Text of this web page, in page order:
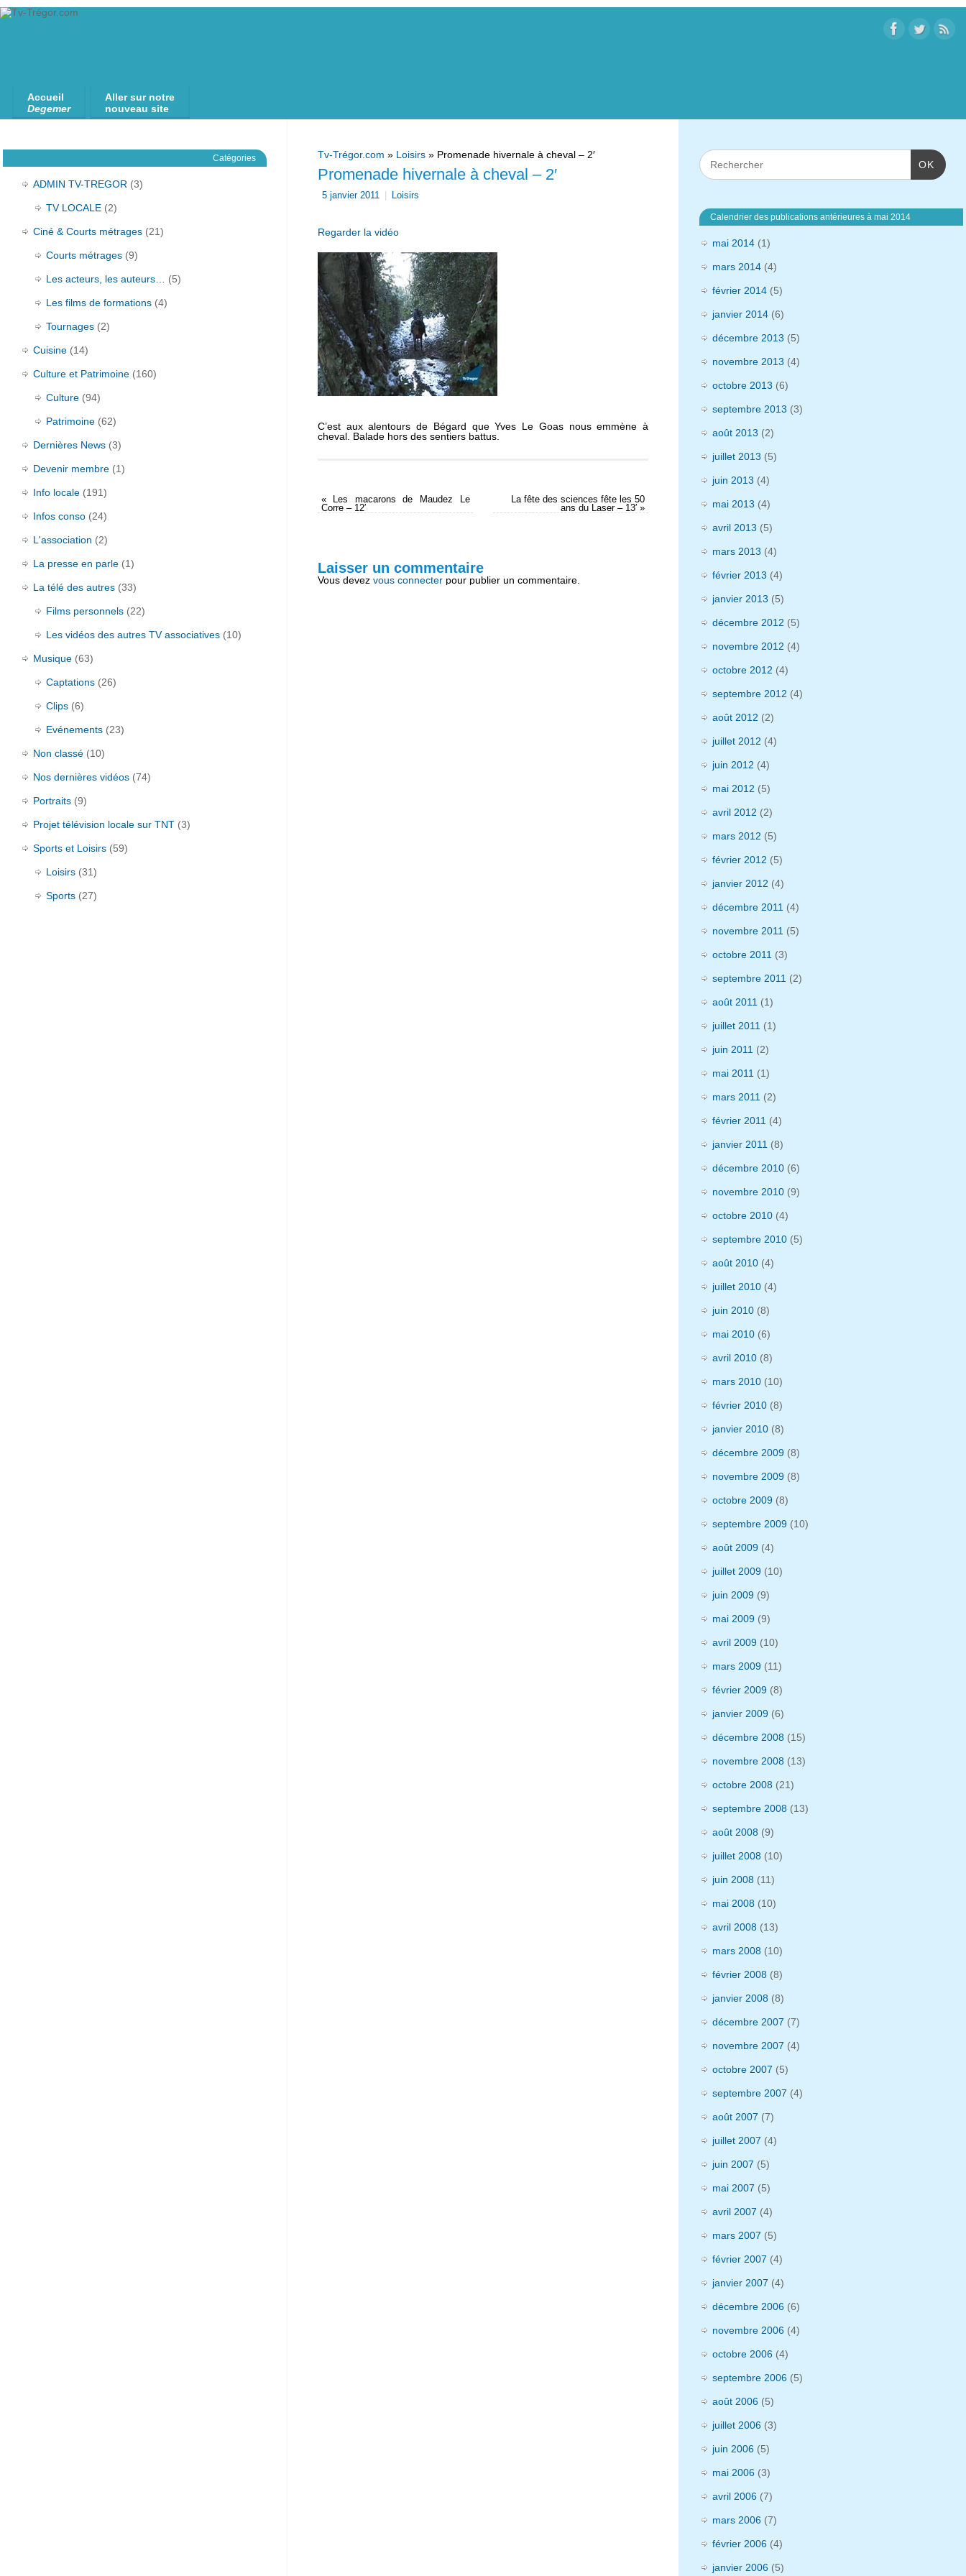
Accueil
Degemer
Aller sur notre
nouveau site
Tv-Trégor.com » Loisirs » Promenade hivernale à cheval – 2′
Promenade hivernale à cheval – 2′
5 janvier 2011 Loisirs
Regarder la vidéo
C’est aux alentours de Bégard que Yves Le Goas nous emmène à
cheval. Balade hors des sentiers battus.
«Les macarons de Maudez Le
Corre – 12′
La fête des sciences fête les 50
ans du Laser – 13′»
Laisser un commentaire
Vous devez vous connecter pour publier un commentaire.
Catégories
ADMIN TV-TREGOR (3)
TV LOCALE (2)
Ciné & Courts métrages (21)
Courts métrages (9)
Les acteurs, les auteurs… (5)
Les films de formations (4)
Tournages (2)
Cuisine (14)
Culture et Patrimoine (160)
Culture (94)
Patrimoine (62)
Dernières News (3)
Devenir membre (1)
Info locale (191)
Infos conso (24)
L'association (2)
La presse en parle (1)
La télé des autres (33)
Films personnels (22)
Les vidéos des autres TV associatives (10)
Musique (63)
Captations (26)
Clips (6)
Evénements (23)
Non classé (10)
Nos dernières vidéos (74)
Portraits (9)
Projet télévision locale sur TNT (3)
Sports et Loisirs (59)
Loisirs (31)
Sports (27)
OK
Calendrier des publications antérieures à mai 2014
mai 2014 (1)
mars 2014 (4)
février 2014 (5)
janvier 2014 (6)
décembre 2013 (5)
novembre 2013 (4)
octobre 2013 (6)
septembre 2013 (3)
août 2013 (2)
juillet 2013 (5)
juin 2013 (4)
mai 2013 (4)
avril 2013 (5)
mars 2013 (4)
février 2013 (4)
janvier 2013 (5)
décembre 2012 (5)
novembre 2012 (4)
octobre 2012 (4)
septembre 2012 (4)
août 2012 (2)
juillet 2012 (4)
juin 2012 (4)
mai 2012 (5)
avril 2012 (2)
mars 2012 (5)
février 2012 (5)
janvier 2012 (4)
décembre 2011 (4)
novembre 2011 (5)
octobre 2011 (3)
septembre 2011 (2)
août 2011 (1)
juillet 2011 (1)
juin 2011 (2)
mai 2011 (1)
mars 2011 (2)
février 2011 (4)
janvier 2011 (8)
décembre 2010 (6)
novembre 2010 (9)
octobre 2010 (4)
septembre 2010 (5)
août 2010 (4)
juillet 2010 (4)
juin 2010 (8)
mai 2010 (6)
avril 2010 (8)
mars 2010 (10)
février 2010 (8)
janvier 2010 (8)
décembre 2009 (8)
novembre 2009 (8)
octobre 2009 (8)
septembre 2009 (10)
août 2009 (4)
juillet 2009 (10)
juin 2009 (9)
mai 2009 (9)
avril 2009 (10)
mars 2009 (11)
février 2009 (8)
janvier 2009 (6)
décembre 2008 (15)
novembre 2008 (13)
octobre 2008 (21)
septembre 2008 (13)
août 2008 (9)
juillet 2008 (10)
juin 2008 (11)
mai 2008 (10)
avril 2008 (13)
mars 2008 (10)
février 2008 (8)
janvier 2008 (8)
décembre 2007 (7)
novembre 2007 (4)
octobre 2007 (5)
septembre 2007 (4)
août 2007 (7)
juillet 2007 (4)
juin 2007 (5)
mai 2007 (5)
avril 2007 (4)
mars 2007 (5)
février 2007 (4)
janvier 2007 (4)
décembre 2006 (6)
novembre 2006 (4)
octobre 2006 (4)
septembre 2006 (5)
août 2006 (5)
juillet 2006 (3)
juin 2006 (5)
mai 2006 (3)
avril 2006 (7)
mars 2006 (7)
février 2006 (4)
janvier 2006 (5)